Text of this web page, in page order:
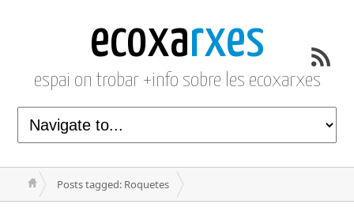
ecoxarxes
espai on trobar +info sobre les ecoxarxes
Posts tagged: Roquetes